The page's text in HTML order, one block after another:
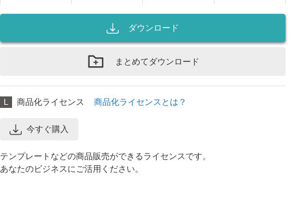
ダウンロード
まとめてダウンロード
L 商品化ライセンス 商品化ライセンスとは？
今すぐ購入
テンプレートなどの商品販売ができるライセンスです。
あなたのビジネスにご活用ください。